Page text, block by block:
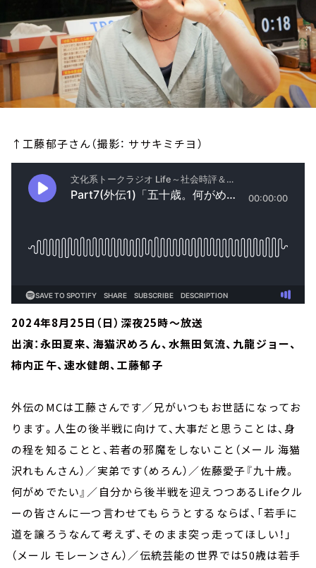
↑工藤郁子さん（撮影： ササキミチヨ）
2024年8月25日（日）深夜25時～放送
出演：永田夏来、海猫沢めろん、水無田気流、九龍ジョー、
柿内正午、速水健朗、工藤郁子
外伝のMCは工藤さんです／兄がいつもお世話になってお
ります。人生の後半戦に向けて、大事だと思うことは、身
の程を知ることと、若者の邪魔をしないこと（メール 海猫
沢れもんさん）／実弟です（めろん）／佐藤愛子『九十歳。
何がめでたい』／自分から後半戦を迎えつつあるLifeクル
ーの皆さんに一つ言わせてもらうとするならば、「若手に
道を譲ろうなんて考えず、そのまま突っ走ってほしい！」
（メール モレーンさん）／伝統芸能の世界では50歳は若手